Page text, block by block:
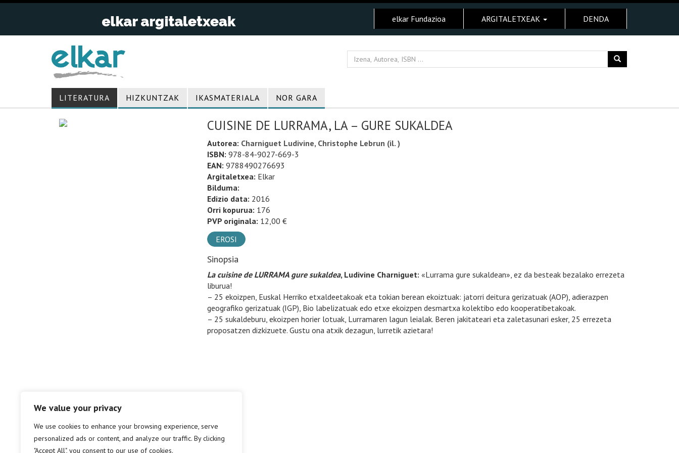
We value your privacy
We use cookies to enhance your browsing experience, serve
personalized ads or content, and analyze our traffic. By clicking
"Accept All", you consent to our use of cookies.
elkar Fundazioa ARGITALETXEAK DENDA
LITERATURA HIZKUNTZAK IKASMATERIALA NOR GARA
CUISINE DE LURRAMA, LA – GURE SUKALDEA
Autorea: Charniguet Ludivine, Christophe Lebrun (il. )
ISBN: 978-84-9027-669-3
EAN: 9788490276693
Argitaletxea: Elkar
Bilduma:
Edizio data: 2016
Orri kopurua: 176
PVP originala: 12,00 €
EROSI
Sinopsia
La cuisine de LURRAMA gure sukaldea, Ludivine Charniguet: «Lurrama gure sukaldean», ez da besteak bezalako errezeta
liburua!
– 25 ekoizpen, Euskal Herriko etxaldeetakoak eta tokian berean ekoiztuak: jatorri deitura gerizatuak (AOP), adierazpen
geografiko gerizatuak (IGP), Bio labelizatuak edo etxe ekoizpen desmartxa kolektibo edo kooperatibetakoak.
– 25 sukaldeburu, ekoizpen horier lotuak, Lurramaren lagun leialak. Beren jakitateari eta zaletasunari esker, 25 errezeta
proposatzen dizkizuete. Gustu ona atxik dezagun, lurretik azietara!